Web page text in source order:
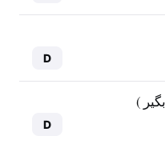
D
)
D